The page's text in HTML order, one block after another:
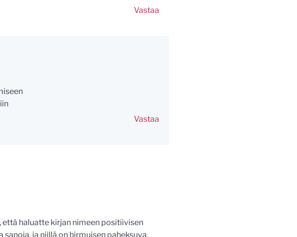
Vastaa
Vastaa
haluatte kirjan nimeen positiivisen
ja niillä on hirmuisen paheksuva